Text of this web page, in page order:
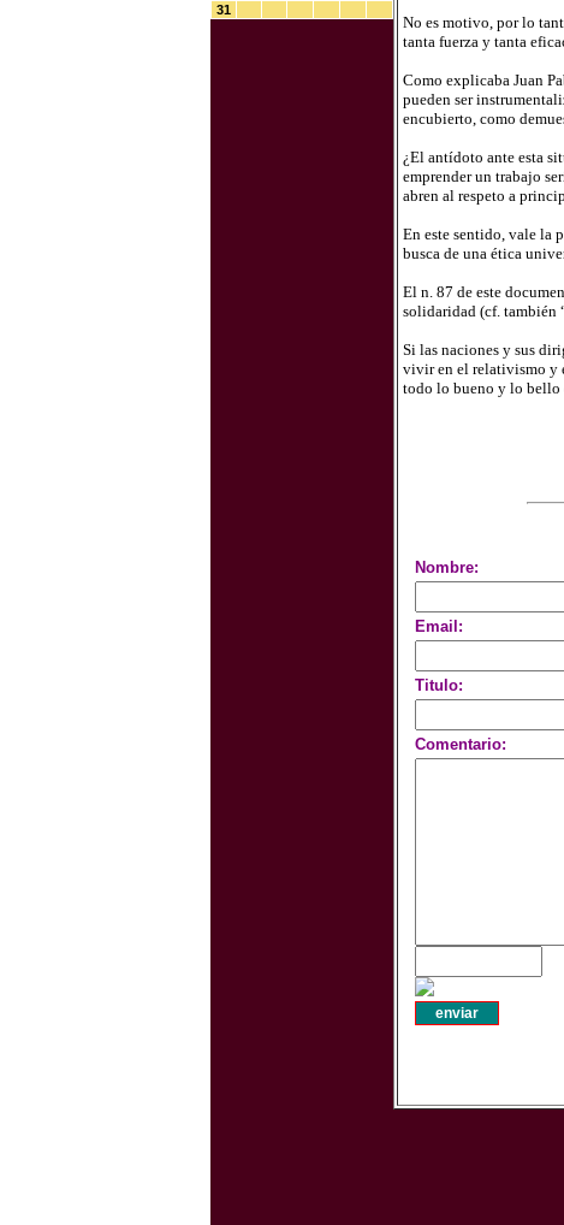
31
No es motivo, por lo
tanta fuerza y tanta
Como explicaba Juan
pueden ser
encubierto, como
¿El antídoto ante esta
emprender un trabajo
abren al respeto a
En este sentido, vale la
busca de una ética
El n. 87 de este
solidaridad (cf. también
Si las naciones y sus
vivir en el relativismo y
todo lo bueno y lo bello
Nombre:
Email:
Titulo:
Comentario: